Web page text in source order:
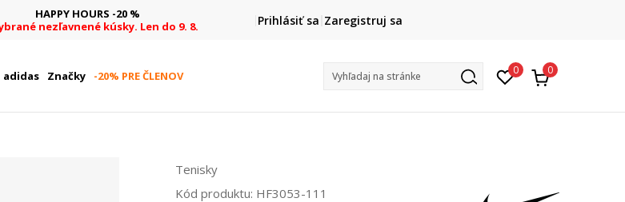
HAPPY HOURS -20 %
nezľavnené kúsky. Len do 9. 8.
FINAL SALE AŽ -60 %
len do 9. 8.
Prihlásiť sa Zaregistruj sa
adidas Značky -20% PRE ČLENOV Vyhľadaj na stránke 0 0
Tenisky
Kód produktu: HF3053-111